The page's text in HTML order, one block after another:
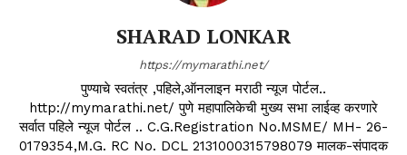
SHARAD LONKAR
https://mymarathi.net/
पुण्याचे स्वतंत्र ,पहिले,ऑनलाइन मराठी न्यूज पोर्टल..
http://mymarathi.net/ पुणे महापालिकेची मुख्य सभा लाईव्ह करणारे
सर्वात पहिले न्यूज पोर्टल .. C.G.Registration No.MSME/ MH- 26-
0179354,M.G. RC No. DCL 2131000315798079 मालक-संपादक